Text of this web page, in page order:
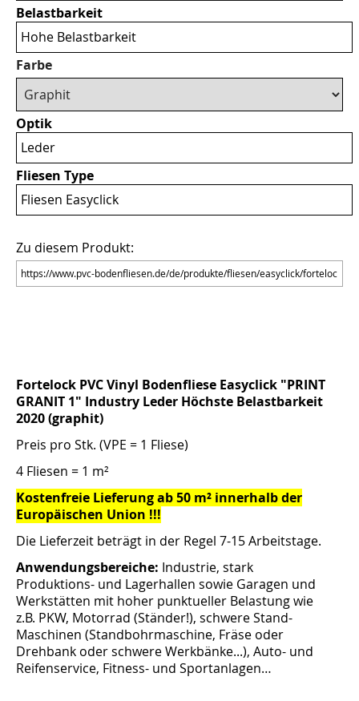
Belastbarkeit
Hohe Belastbarkeit
Farbe
Optik
Leder
Fliesen Type
Fliesen Easyclick
Zu diesem Produkt:
Fortelock PVC Vinyl Bodenfliese Easyclick "PRINT
GRANIT 1" Industry Leder Höchste Belastbarkeit
2020 (graphit)
Preis pro Stk. (VPE = 1 Fliese)
4 Fliesen = 1 m²
Kostenfreie Lieferung ab 50 m² innerhalb der
Europäischen Union !!!
Die Lieferzeit beträgt in der Regel 7-15 Arbeitstage.
Anwendungsbereiche: Industrie, stark
Produktions- und Lagerhallen sowie Garagen und
Werkstätten mit hoher punktueller Belastung wie
z.B. PKW, Motorrad (Ständer!), schwere Stand-
Maschinen (Standbohrmaschine, Fräse oder
Drehbank oder schwere Werkbänke...), Auto- und
Reifenservice, Fitness- und Sportanlagen…